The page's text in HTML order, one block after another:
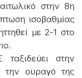
στην 8η
ισοβαθμίας
με 2-1 στο
στην
την ουραγό της